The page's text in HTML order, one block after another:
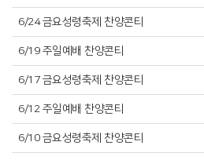
6/24 금요성령축제 찬양콘티
6/19 주일예배 찬양콘티
6/17 금요성령축제 찬양콘티
6/12 주일예배 찬양콘티
6/10 금요성령축제 찬양콘티